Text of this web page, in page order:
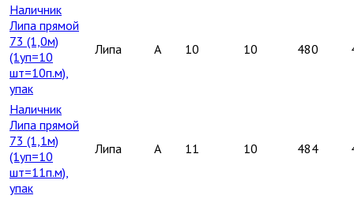
Наличник
Липа прямой
73 (1,0м)
(1уп=10
шт=10п.м),
упак
Липа A 10 10 480
Наличник
Липа прямой
73 (1,1м)
(1уп=10
шт=11п.м),
упак
Липа A 11 10 484